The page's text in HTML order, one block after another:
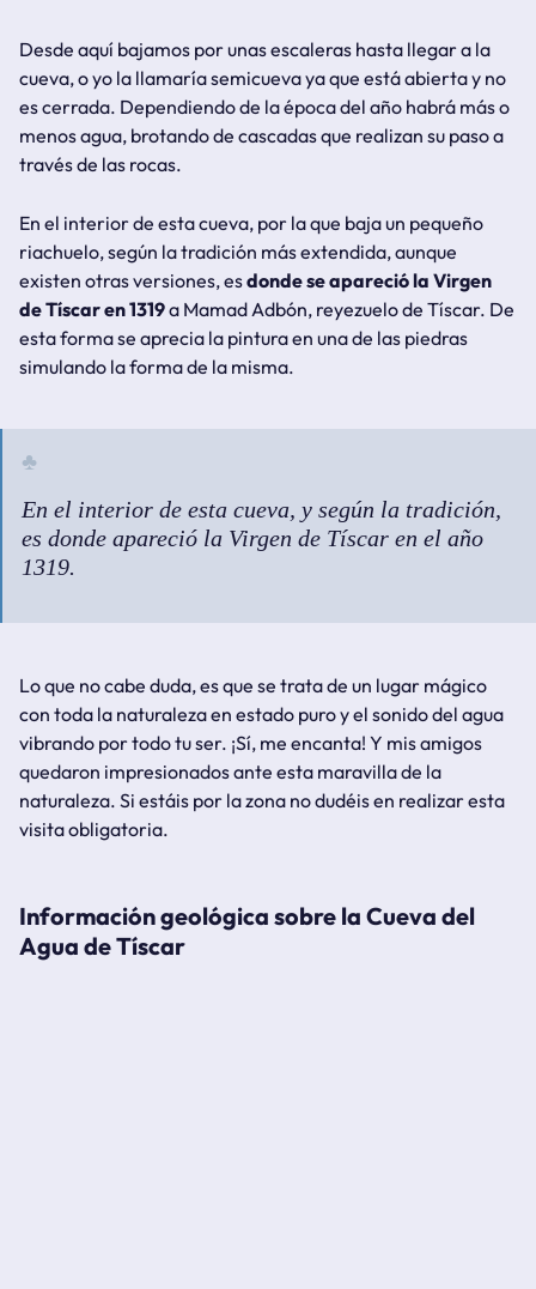
Desde aquí bajamos por unas escaleras hasta llegar a la
cueva, o yo la llamaría semicueva ya que está abierta y no
es cerrada. Dependiendo de la época del año habrá más o
menos agua, brotando de cascadas que realizan su paso a
través de las rocas.
En el interior de esta cueva, por la que baja un pequeño
riachuelo, según la tradición más extendida, aunque
existen otras versiones, esdonde se apareció la Virgen
de Tíscar en 1319a Mamad Adbón, reyezuelo de Tíscar. De
esta forma se aprecia la pintura en una de las piedras
simulando la forma de la misma.
En el interior de esta cueva, y según la tradición,
es donde apareció la Virgen de Tíscar en el año
1319.
Lo que no cabe duda, es que se trata de un lugar mágico
con toda la naturaleza en estado puro y el sonido del agua
vibrando por todo tu ser. ¡Sí, me encanta! Y mis amigos
quedaron impresionados ante esta maravilla de la
naturaleza. Si estáis por la zona no dudéis en realizar esta
visita obligatoria.
Información geológica sobre la Cueva del
Agua de Tíscar